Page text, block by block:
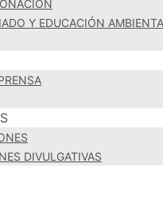
Y EDUCACIÓN
DIVULGATIVAS